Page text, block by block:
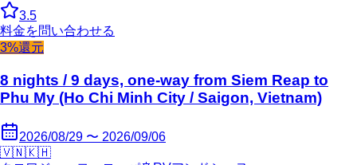
3.5
料金を問い合わせる
3%還元
8 nights / 9 days, one-way from Siem Reap to
Phu My (Ho Chi Minh City / Saigon, Vietnam)
2026/08/29 〜 2026/09/06
🇻🇳🇰🇭